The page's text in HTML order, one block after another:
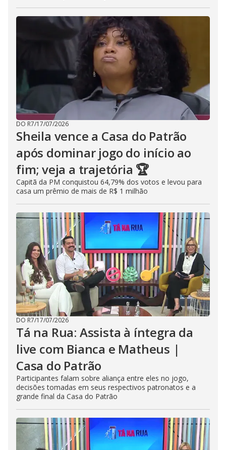
DO R7/17/07/2026
Sheila vence a Casa do Patrão
após dominar jogo do início ao
fim; veja a trajetória 🏆
Capitã da PM conquistou 64,79% dos votos e levou para
casa um prêmio de mais de R$ 1 milhão
DO R7/17/07/2026
Tá na Rua: Assista à íntegra da
live com Bianca e Matheus |
Casa do Patrão
Participantes falam sobre aliança entre eles no jogo,
decisões tomadas em seus respectivos patronatos e a
grande final da Casa do Patrão